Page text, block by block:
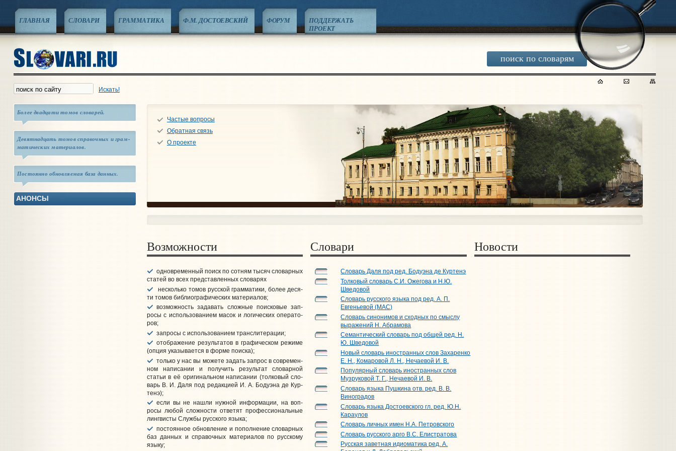
поиск по словарям
ГЛАВНАЯ СЛОВАРИ ГРАММАТИКА Ф.М. ДОСТОЕВСКИЙ ФОРУМ
ПОДДЕРЖАТЬ
ПРОЕКТ
Искать!
Более двадцати томов сло­варей.
Девят­над­цать томов справоч­ных и грам­
мати­ческих мате­риалов.
Постоянно обновляемая база данных.
АНОНСЫ
Частые вопросы
Обратная связь
О проекте
Возможности
одно­вре­мен­ный поиск по сот­ням ты­сяч сло­вар­ных
ста­тей во всех пред­став­лен­ных сло­варях
несколько то­мов рус­ской грам­ма­ти­ки, бо­лее де­ся­
ти то­мов библи­о­гра­фи­чес­ких ма­те­ри­алов;
воз­мож­ность за­да­вать слож­ные по­ис­ко­вые зап­
росы с ис­поль­зо­ва­ни­ем ма­сок и ло­ги­чес­ких опе­ра­то­
ров;
запросы с ис­поль­зо­ва­нием транс­ли­те­ра­ции;
отображение резуль­та­тов в гра­фи­чес­ком ре­жиме
(оп­ция ука­зы­ва­ет­ся в фор­ме по­иска);
только у нас вы мо­жете за­дать за­прос в сов­ре­мен­
ном на­пи­са­нии и по­лу­чить ре­зуль­тат сло­вар­ной
статьи в её ори­ги­наль­ном на­пи­са­нии (тол­ко­вый сло­
варь В. И. Даля под ре­дак­цией И. А. Боду­эна де Кур­
тенэ);
если вы не нашли нуж­ной инфор­ма­ции, на воп­
росы лю­бой слож­нос­ти от­ве­тят про­фес­си­о­наль­ные
линг­вис­ты Служ­бы рус­ского язы­ка;
постоянное об­нов­ле­ние и по­пол­не­ние сло­вар­ных
баз дан­ных и спра­воч­ных ма­те­ри­а­лов по рус­ско­му
языку;
Словари
Словарь Даля под ред. Бодуэна де Куртенэ
Толковый словарь С.И. Ожегова и Н.Ю.
Шведовой
Словарь русского языка под ред. А. П.
Евгеньевой (МАС)
Словарь синонимов и сходных по смыслу
выражений Н. Абрамова
Семантический словарь под общей ред. Н.
Ю. Шведовой
Новый словарь иностранных слов Захаренко
Е. Н., Комаровой Л. Н., Нечаевой И. В.
Популярный словарь иностранных слов
Музруковой Т. Г., Нечаевой И. В.
Словарь языка Пушкина отв. ред. В. В.
Виноградов
Словарь языка Достоевского гл. ред. Ю.Н.
Караулов
Словарь личных имен Н.А. Петровского
Словарь русского арго В.С. Елистратова
Русская заветная идиоматика ред. А.
Новости